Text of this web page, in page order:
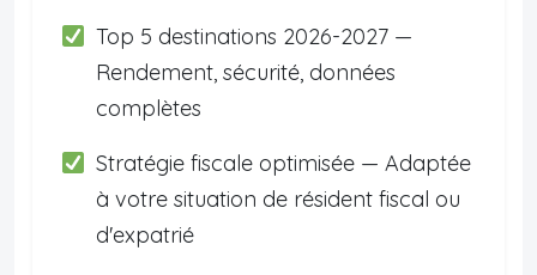
Top 5 destinations 2026-2027 —
Rendement, sécurité, données
complètes
Stratégie fiscale optimisée — Adaptée
à votre situation de résident fiscal ou
d'expatrié